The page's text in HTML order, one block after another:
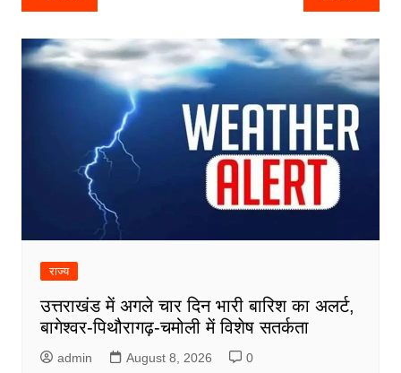
navigation
राज्य
उत्तराखंड में अगले चार दिन भारी बारिश का अलर्ट,
बागेश्वर-पिथौरागढ़-चमोली में विशेष सतर्कता
admin August 8, 2026 0